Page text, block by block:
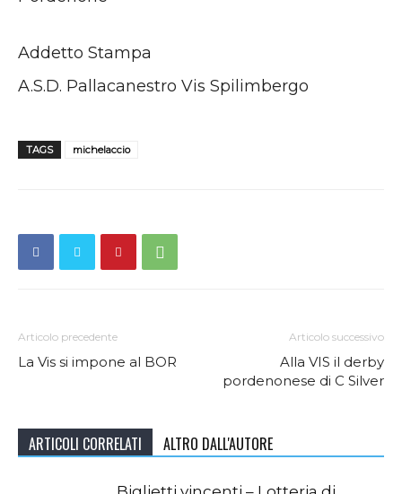
Addetto Stampa
A.S.D. Pallacanestro Vis Spilimbergo
TAGS michelaccio
Articolo precedente
La Vis si impone al BOR
Articolo successivo
Alla VIS il derby
pordenonese di C Silver
ARTICOLI CORRELATI ALTRO DALL'AUTORE